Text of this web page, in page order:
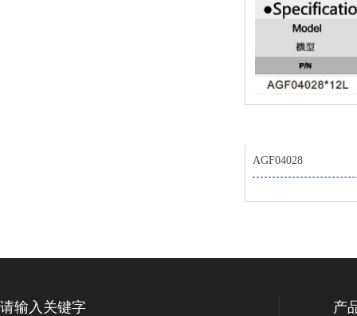
AGF04028
请输入关键字
产